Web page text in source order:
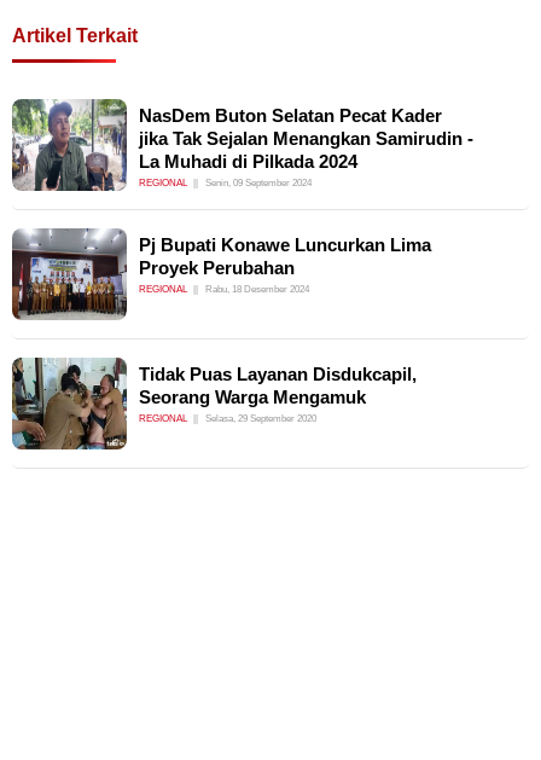
Artikel Terkait
NasDem Buton Selatan Pecat Kader
jika Tak Sejalan Menangkan Samirudin -
La Muhadi di Pilkada 2024
REGIONAL Senin, 09 September 2024
Pj Bupati Konawe Luncurkan Lima
Proyek Perubahan
REGIONAL Rabu, 18 Desember 2024
Tidak Puas Layanan Disdukcapil,
Seorang Warga Mengamuk
REGIONAL Selasa, 29 September 2020